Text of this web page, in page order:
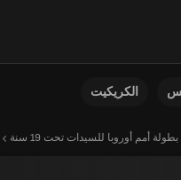
الكريكيت
بطولة أمم أوروبا للسيدات تحت 19 سنة